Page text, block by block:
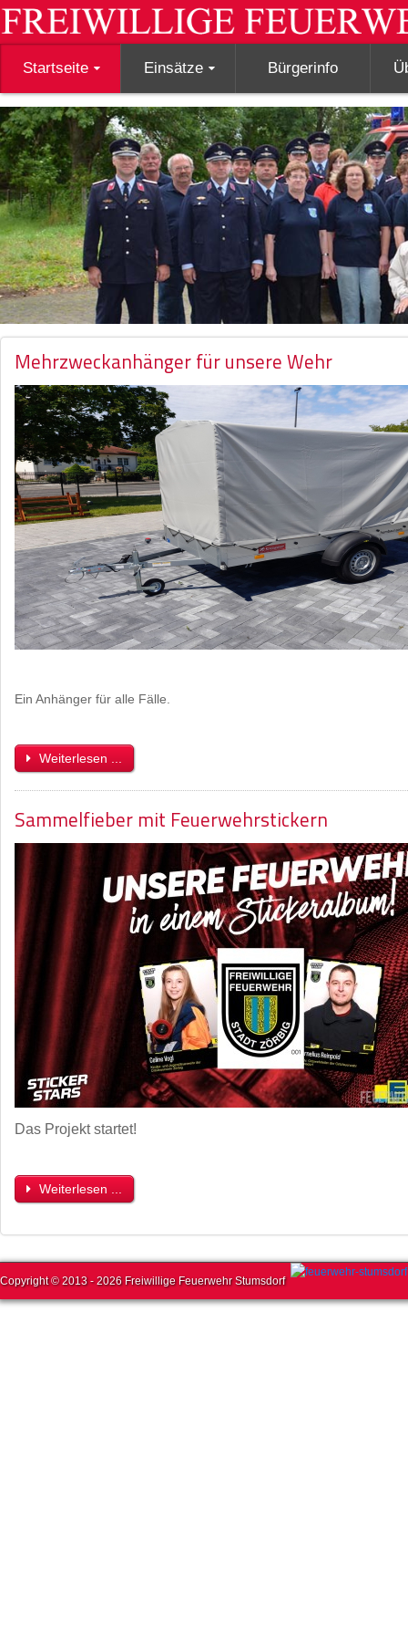
Startseite Einsätze Bürgerinfo
Mehrzweckanhänger für unsere Wehr
Ein Anhänger für alle Fälle.
Weiterlesen ...
Sammelfieber mit Feuerwehrstickern
Das Projekt startet!
Weiterlesen ...
Copyright © 2013 - 2026 Freiwillige Feuerwehr Stumsdorf